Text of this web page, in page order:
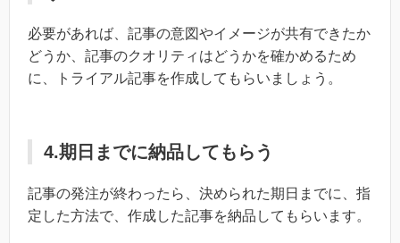
必要があれば、記事の意図やイメージが共有できたか
どうか、記事のクオリティはどうかを確かめるため
に、トライアル記事を作成してもらいましょう。
4.期日までに納品してもらう
記事の発注が終わったら、決められた期日までに、指
定した方法で、作成した記事を納品してもらいます。